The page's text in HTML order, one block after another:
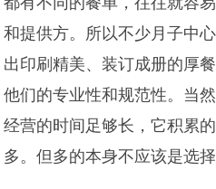
和提供方。所以不少月子中
出印刷精美、装订成册的厚
他们的专业性和规范性。当
经营的时间足够长，它积累
多。但多的本身不应该是选